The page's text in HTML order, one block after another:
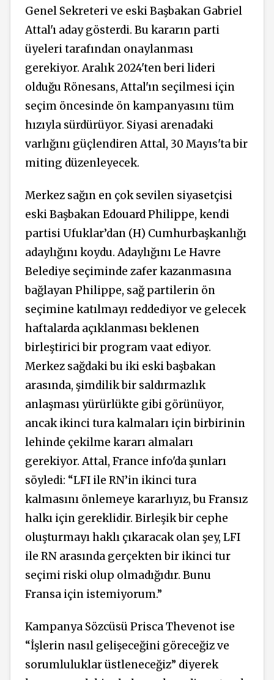
Genel Sekreteri ve eski Başbakan Gabriel
Attal'ı aday gösterdi. Bu kararın parti
üyeleri tarafından onaylanması
gerekiyor. Aralık 2024'ten beri lideri
olduğu Rönesans, Attal'ın seçilmesi için
seçim öncesinde ön kampanyasını tüm
hızıyla sürdürüyor. Siyasi arenadaki
varlığını güçlendiren Attal, 30 Mayıs'ta bir
miting düzenleyecek.
Merkez sağın en çok sevilen siyasetçisi
eski Başbakan Edouard Philippe, kendi
partisi Ufuklar’dan (H) Cumhurbaşkanlığı
adaylığını koydu. Adaylığını Le Havre
Belediye seçiminde zafer kazanmasına
bağlayan Philippe, sağ partilerin ön
seçimine katılmayı reddediyor ve gelecek
haftalarda açıklanması beklenen
birleştirici bir program vaat ediyor.
Merkez sağdaki bu iki eski başbakan
arasında, şimdilik bir saldırmazlık
anlaşması yürürlükte gibi görünüyor,
ancak ikinci tura kalmaları için birbirinin
lehinde çekilme kararı almaları
gerekiyor. Attal, France info'da şunları
söyledi: “LFI ile RN’in ikinci tura
kalmasını önlemeye kararlıyız, bu Fransız
halkı için gereklidir. Birleşik bir cephe
oluşturmayı haklı çıkaracak olan şey, LFI
ile RN arasında gerçekten bir ikinci tur
seçimi riski olup olmadığıdır. Bunu
Fransa için istemiyorum.”
Kampanya Sözcüsü Prisca Thevenot ise
“İşlerin nasıl gelişeceğini göreceğiz ve
sorumluluklar üstleneceğiz” diyerek